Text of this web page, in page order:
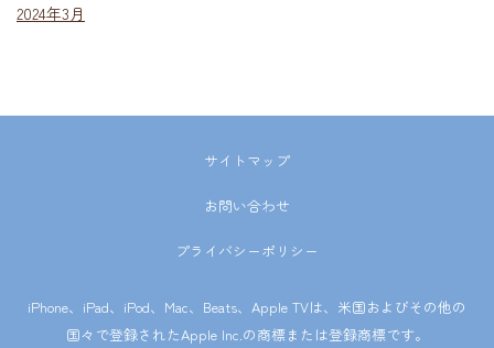
2024年3月
サイトマップ
お問い合わせ
プライバシーポリシー
iPhone、iPad、iPod、Mac、Beats、Apple TVは、米国およびその他の
国々で登録されたApple Inc.の商標または登録商標です。